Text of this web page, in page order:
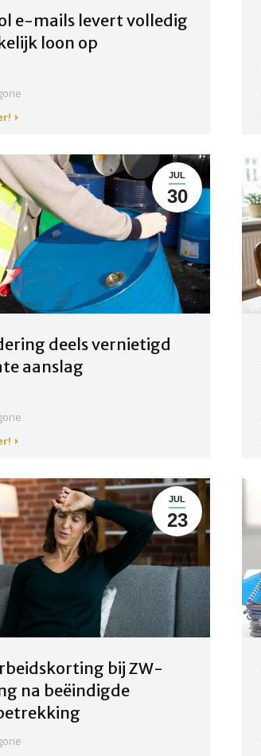
e-mails levert volledig
loon op
JUL
30
deels vernietigd
aanslag
JUL
23
bij ZW-
na beëindigde